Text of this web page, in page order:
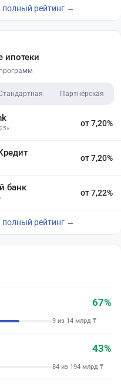
рейтинг →
Партнёрская
от 7,20%
от 7,20%
банк от 7,22%
рейтинг →
67%
9 из 14 млрд ₸
43%
84 из 194 млрд ₸